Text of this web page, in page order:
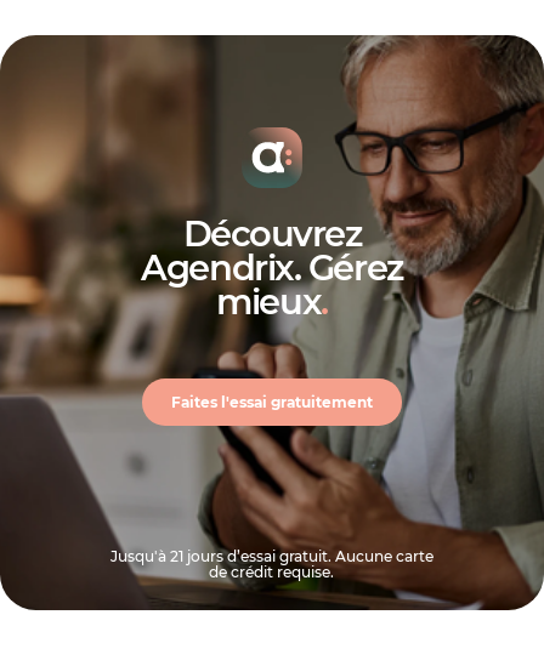
Découvrez
Agendrix. Gérez
mieux.
Faites l'essai gratuitement
Jusqu'à 21 jours d’essai gratuit. Aucune carte
de crédit requise.